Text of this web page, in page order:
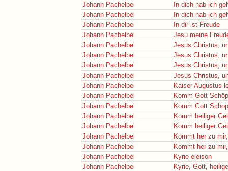
Johann Pachelbel
In dich hab ich
Johann Pachelbel
In dich hab ich
Johann Pachelbel
In dir ist Freude
Johann Pachelbel
Jesu meine
Johann Pachelbel
Jesus Christus,
Johann Pachelbel
Jesus Christus,
Johann Pachelbel
Jesus Christus,
Johann Pachelbel
Jesus Christus,
Johann Pachelbel
Kaiser Augustus
Johann Pachelbel
Komm Gott
Johann Pachelbel
Komm Gott
Johann Pachelbel
Komm heiliger
Johann Pachelbel
Komm heiliger
Johann Pachelbel
Kommt her zu
Johann Pachelbel
Kommt her zu
Johann Pachelbel
Kyrie eleison
Johann Pachelbel
Kyrie, Gott,